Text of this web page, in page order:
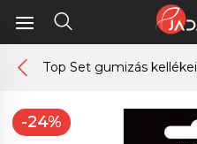
Top Set gumizás kellékei
-24%